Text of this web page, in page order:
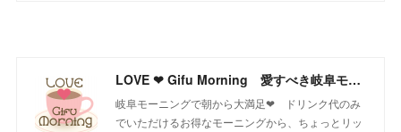
LOVE ❤ Gifu Morning 愛すべき岐阜モーニング♪
岐阜モーニングで朝から大満足❤ ドリンク代のみ
でいただけるお得なモーニングから、ちょっとリッ